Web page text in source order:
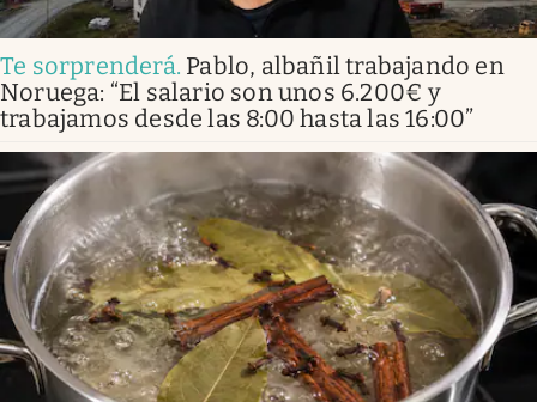
Te sorprenderá. Pablo, albañil trabajando en
Noruega: “El salario son unos 6.200€ y
trabajamos desde las 8:00 hasta las 16:00”